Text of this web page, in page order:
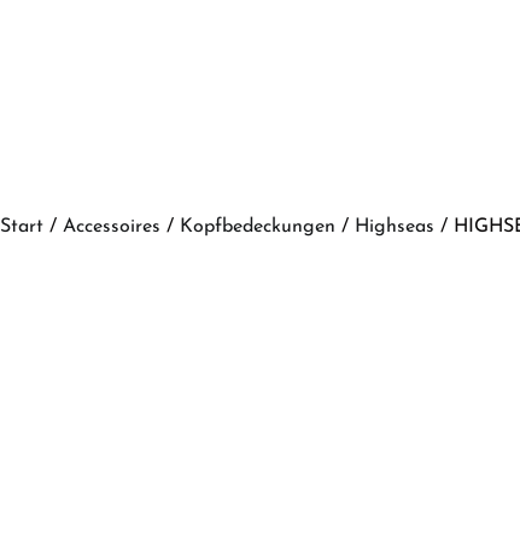
Start / Accessoires / Kopfbedeckungen / Highseas /